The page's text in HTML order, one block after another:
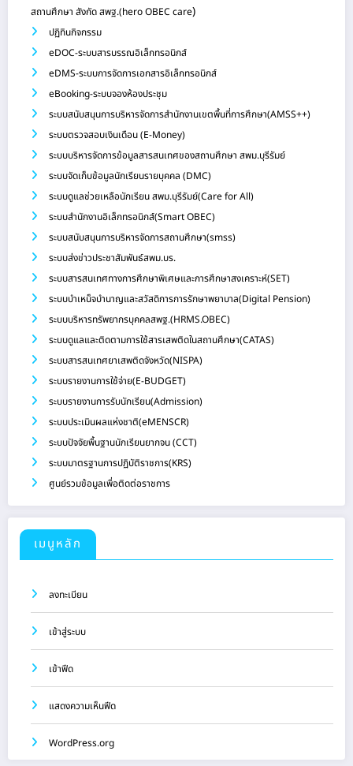
สถานศึกษา สังกัด สพฐ.(hero OBEC care)
ปฏิทินกิจกรรม
eDOC-ระบบสารบรรณอิเล็กทรอนิกส์
eDMS-ระบบการจัดการเอกสารอิเล็กทรอนิกส์
eBooking-ระบบจองห้องประชุม
ระบบสนับสนุนการบริหารจัดการสำนักงานเขตพื้นที่การศึกษา(AMSS++)
ระบบตรวจสอบเงินเดือน (E-Money)
ระบบบริหารจัดการข้อมูลสารสนเทศของสถานศึกษา สพม.บุรีรัมย์
ระบบจัดเก็บข้อมูลนักเรียนรายบุคคล (DMC)
ระบบดูแลช่วยเหลือนักเรียน สพม.บุรีรัมย์(Care for All)
ระบบสำนักงานอิเล็กทรอนิกส์(Smart OBEC)
ระบบสนับสนุนการบริหารจัดการสถานศึกษา(smss)
ระบบส่งข่าวประชาสัมพันธ์สพม.บร.
ระบบสารสนเทศทางการศึกษาพิเศษและการศึกษาสงเคราะห์(SET)
ระบบบำเหน็จบำนาญและสวัสดิการการรักษาพยาบาล(Digital Pension)
ระบบบริหารทรัพยากรบุคคลสพฐ.(HRMS.OBEC)
ระบบดูแลและติดตามการใช้สารเสพติดในสถานศึกษา(CATAS)
ระบบสารสนเทศยาเสพติดจังหวัด(NISPA)
ระบบรายงานการใช้จ่าย(E-BUDGET)
ระบบรายงานการรับนักเรียน(Admission)
ระบบประเมินผลแห่งชาติ(eMENSCR)
ระบบปัจจัยพื้นฐานนักเรียนยากจน (CCT)
ระบบมาตรฐานการปฏิบัติราชการ(KRS)
ศูนย์รวมข้อมูลเพื่อติดต่อราชการ
เมนูหลัก
ลงทะเบียน
เข้าสู่ระบบ
เข้าฟีด
แสดงความเห็นฟีด
WordPress.org